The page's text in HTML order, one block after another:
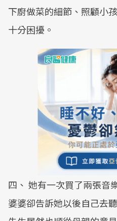
下廚做菜的細節、照顧小
十分困擾。
四、 她有一次買了兩張音
婆婆卻告訴她以後自己去